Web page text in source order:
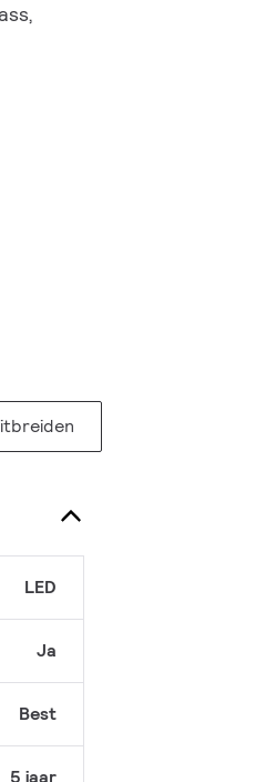
LED
Ja
Best
5 jaar